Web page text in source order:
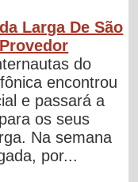
Larga De São
do
encontrou
e passará a
os seus
Na semana
por...